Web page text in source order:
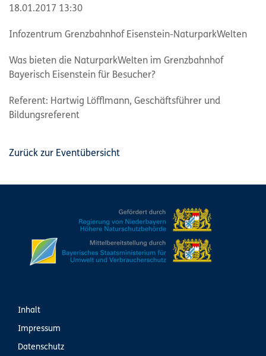
18.01.2017 13:30
Infozentrum Grenzbahnhof Eisenstein-NaturparkWelten
Was bieten die NaturparkWelten im Grenzbahnhof
Bayerisch Eisenstein für Besucher?
Referent: Hartwig Löfflmann, Geschäftsführer und
Bildungsreferent
Zurück zur Eventübersicht
Inhalt
Impressum
Datenschutz